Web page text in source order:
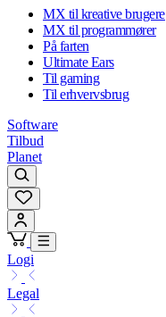
MX til kreative brugere
MX til programmører
På farten
Ultimate Ears
Til gaming
Til erhvervsbrug
Software
Tilbud
Planet
Logi
Legal